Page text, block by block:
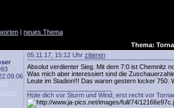
| neues Thema
Thema:
05.11.17, 15:12 Uhr zitieren
Absolut verdienter Sieg. Mit dem 7:0 ist Chemnitz
Was mich aber interessiert sind die
Leute im Stadion!!! Das waren gestern locker 750.
Hüte dich vor Sturm und Wind, erst recht vor